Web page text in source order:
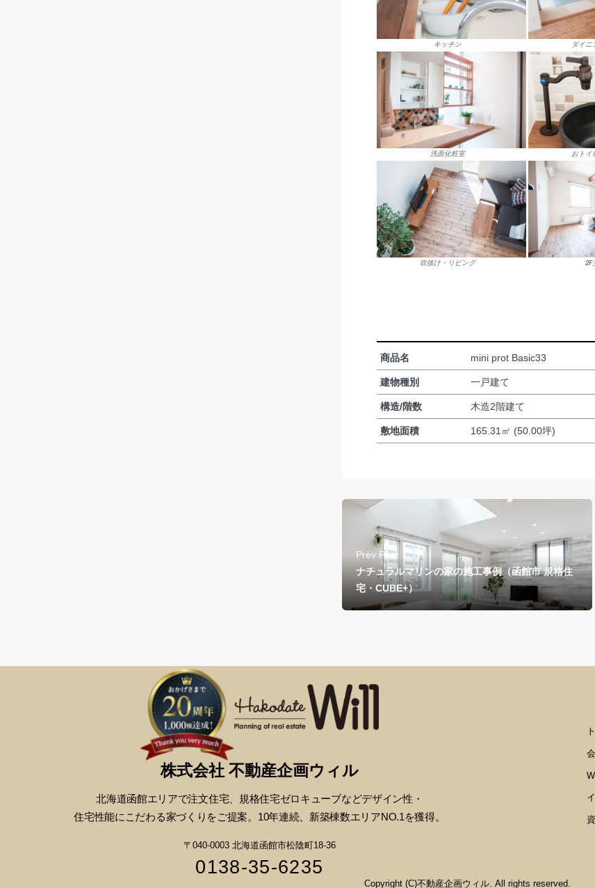
キッチン ダイニ
洗面化粧室 おトイ
吹抜け・リビング 2F
商品名 mini prot Basic33
建物種別 一戸建て
構造/階数 木造2階建て
敷地面積 165.31㎡ (50.00坪)
Prev Post
ナチュラルマリンの家の施工事例（函館市 規格住
宅・CUBE+）
株式会社 不動産企画ウィル
北海道函館エリアで注文住宅、 規格住宅ゼロキューブなどデザイン性・
住宅性能にこだわる家づくりをご提案。10年連続、新築棟数エリアNO.1を獲得。
〒040-0003 北海道函館市松陰町18-36
0138-35-6235
Copyright (C)不動産企画ウィル. All rights reserved.